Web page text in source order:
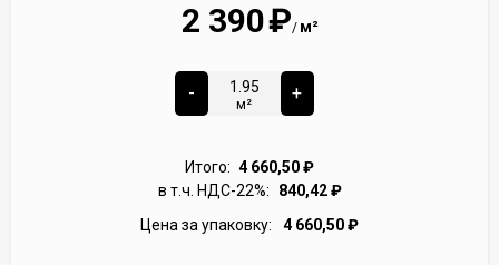
2 390₽/ м²
-
м²
+
Итого: 4 660,50₽
в т.ч. НДС-22%:
840,42₽
Цена за упаковку:
4 660,50₽